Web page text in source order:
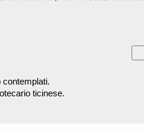
contemplati.
ticinese.